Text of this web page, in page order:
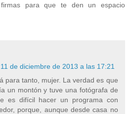
para que te den un espacio
11 de diciembre de 2013 a las 17:21
para tanto, mujer. La verdad es que
un montón y tuve una fotógrafa de
es difícil hacer un programa con
porque, aunque desde casa no